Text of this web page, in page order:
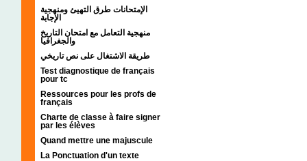
الإمتحانات طرق التهيئ ومنهجية
الإجابة
منهجية التعامل مع امتحان التاريخ
والجغرافيا
طريقة الاشتغال على نص تاريخي
Test diagnostique de français
pour tc
Ressources pour les profs de
français
Charte de classe à faire signer
par les élèves
Quand mettre une majuscule
La Ponctuation d'un texte